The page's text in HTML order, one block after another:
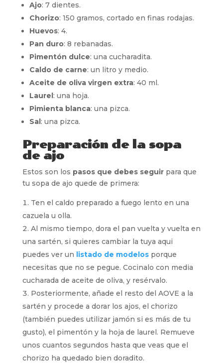
Ajo: 7 dientes.
Chorizo: 150 gramos, cortado en finas rodajas.
Huevos: 4.
Pan duro: 8 rebanadas.
Pimentón dulce: una cucharadita.
Caldo de carne: un litro y medio.
Aceite de oliva virgen extra: 40 ml.
Laurel: una hoja.
Pimienta blanca: una pizca.
Sal: una pizca.
Preparación de la sopa
de ajo
Estos son los pasos que debes seguirpara que
tu sopa de ajo quede de primera:
Ten el caldo preparado a fuego lento en una
cazuela u olla.
Al mismo tiempo, dora el pan vuelta y vuelta en
una sartén, si quieres cambiar la tuya aqui
puedes ver un listado de modelosporque
necesitas que no se pegue. Cocinalo con media
cucharada de aceite de oliva, y resérvalo.
Posteriormente, añade el resto del AOVE a la
sartén y procede a dorar los ajos, el chorizo
(también puedes utilizar jamón si es más de tu
gusto), el pimentón y la hoja de laurel. Remueve
unos cuantos segundos hasta que veas que el
chorizo ha quedado bien doradito.